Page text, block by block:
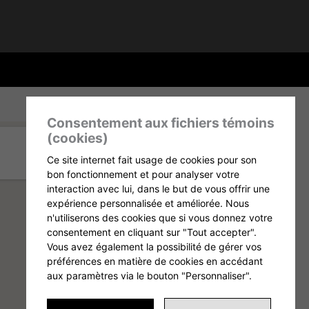
Consentement aux fichiers témoins
(cookies)
Ce site internet fait usage de cookies pour son
bon fonctionnement et pour analyser votre
interaction avec lui, dans le but de vous offrir une
expérience personnalisée et améliorée. Nous
n'utiliserons des cookies que si vous donnez votre
consentement en cliquant sur "Tout accepter".
Vous avez également la possibilité de gérer vos
préférences en matière de cookies en accédant
aux paramètres via le bouton "Personnaliser".